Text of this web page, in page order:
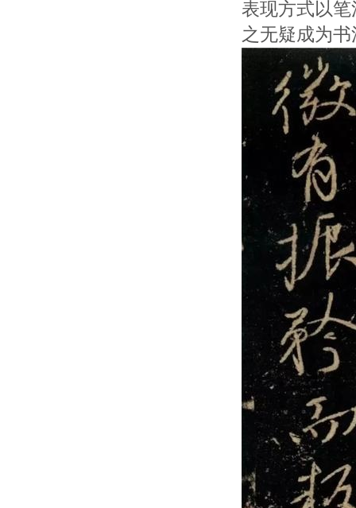
表现方式以
之无疑成为